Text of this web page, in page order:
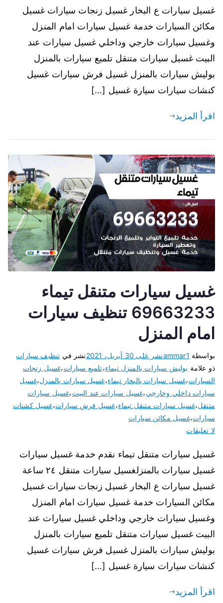
غسيل سيارات ع البخار غسيل زنجات سيارات غسيل
مكائن السيارات خدمة غسيل سيارات امام المنزل
وغسيل سيارات خارجي وداخلي غسيل سيارات عند
البيت غسيل سيارات متنقل تلميع سيارات بالمنزل
بوليش سيارات بالمنزل غسيل فرش سيارات غسيل
كنشات سيارات سيارة غسيل […]
اقرأ المزيد
غسيل سيارات متنقل تيماء
69663233 تنظيف سيارات
امام المنزل
بواسطة ammar1نشر على 30 أبريل، 2021 نشر في تنظيف سيارات
ذو علامة بوليش سيارات بالمنزل تيماء،تلميع سيارات،غسيل زنجات
السيارات،غسيل سيارات بالبخار تيماء،غسيل سيارات بالمنزل،غسيل
سيارات داخلي وخارجي،غسيل سيارات عند البيت،غسيل سيارات
متنقل،غسيل سيارات متنقل تيماء،غسيل فرش سيارات،غسيل كشنات
سيارات،غسيل مكائن سيارات
لا تعليقات
غسيل سيارات متنقل تيماء نقدم خدمة غسيل سيارات
غسيل سيارات بالمنزلغسيل سيارات متنقل ٢٤ ساعة
غسيل سيارات ع البخار غسيل زنجات سيارات غسيل
مكائن السيارات خدمة غسيل سيارات امام المنزل
وغسيل سيارات خارجي وداخلي غسيل سيارات عند
البيت غسيل سيارات متنقل تلميع سيارات بالمنزل
بوليش سيارات بالمنزل غسيل فرش سيارات غسيل
كنشات سيارات سيارة غسيل […]
اقرأ المزيد